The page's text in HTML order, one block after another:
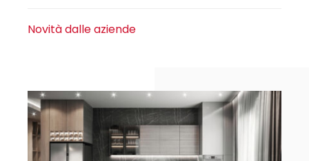
Novità dalle aziende